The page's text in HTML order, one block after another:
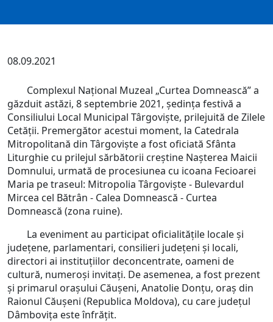
08.09.2021
Complexul Național Muzeal „Curtea Domnească” a
găzduit astăzi, 8 septembrie 2021, ședința festivă a
Consiliului Local Municipal Târgoviște, prilejuită de Zilele
Cetății. Premergător acestui moment, la Catedrala
Mitropolitană din Târgoviște a fost oficiată Sfânta
Liturghie cu prilejul sărbătorii creștine Nașterea Maicii
Domnului, urmată de procesiunea cu icoana Fecioarei
Maria pe traseul: Mitropolia Târgoviște - Bulevardul
Mircea cel Bătrân - Calea Domnească - Curtea
Domnească (zona ruine).
La eveniment au participat oficialităţile locale şi
judeţene, parlamentari, consilieri județeni și locali,
directori ai instituţiilor deconcentrate, oameni de
cultură, numeroși invitați. De asemenea, a fost prezent
și primarul orașului Căușeni, Anatolie Donțu, oraș din
Raionul Căușeni (Republica Moldova), cu care județul
Dâmbovița este înfrățit.